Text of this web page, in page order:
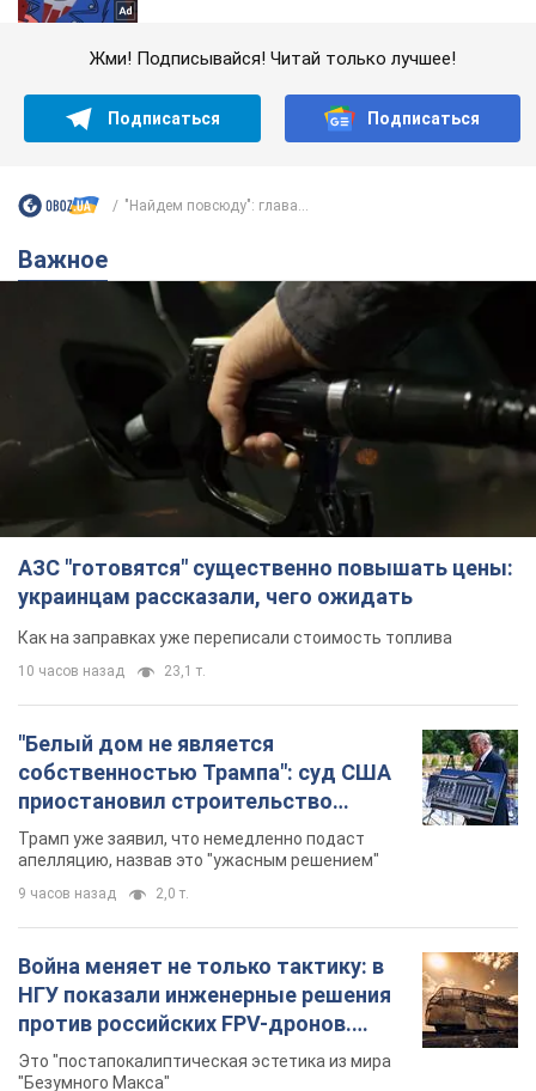
Жми! Подписывайся! Читай только лучшее!
Подписаться Подписаться
"Найдем повсюду": глава...
Важное
АЗС "готовятся" существенно повышать цены:
украинцам рассказали, чего ожидать
Как на заправках уже переписали стоимость топлива
10 часов назад 23,1 т.
"Белый дом не является
собственностью Трампа": суд США
приостановил строительство
бального зала стоимостью 400 млн
долларов
Трамп уже заявил, что немедленно подаст
апелляцию, назвав это "ужасным решением"
9 часов назад 2,0 т.
Война меняет не только тактику: в
НГУ показали инженерные решения
против российских FPV-дронов.
Фото
Это "постапокалиптическая эстетика из мира
"Безумного Макса"